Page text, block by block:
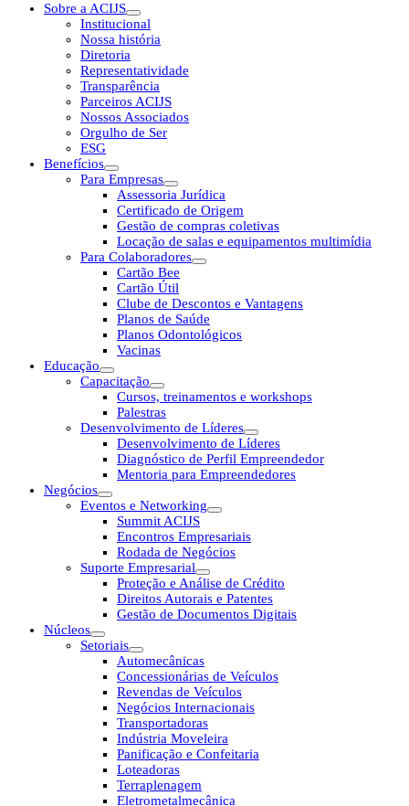
Sobre a ACIJS
Institucional
Nossa história
Diretoria
Representatividade
Transparência
Parceiros ACIJS
Nossos Associados
Orgulho de Ser
ESG
Benefícios
Para Empresas
Assessoria Jurídica
Certificado de Origem
Gestão de compras coletivas
Locação de salas e equipamentos multimídia
Para Colaboradores
Cartão Bee
Cartão Útil
Clube de Descontos e Vantagens
Planos de Saúde
Planos Odontológicos
Vacinas
Educação
Capacitação
Cursos, treinamentos e workshops
Palestras
Desenvolvimento de Líderes
Desenvolvimento de Líderes
Diagnóstico de Perfil Empreendedor
Mentoria para Empreendedores
Negócios
Eventos e Networking
Summit ACIJS
Encontros Empresariais
Rodada de Negócios
Suporte Empresarial
Proteção e Análise de Crédito
Direitos Autorais e Patentes
Gestão de Documentos Digitais
Núcleos
Setoriais
Automecânicas
Concessionárias de Veículos
Revendas de Veículos
Negócios Internacionais
Transportadoras
Indústria Moveleira
Panificação e Confeitaria
Loteadoras
Terraplenagem
Eletrometalmecânica